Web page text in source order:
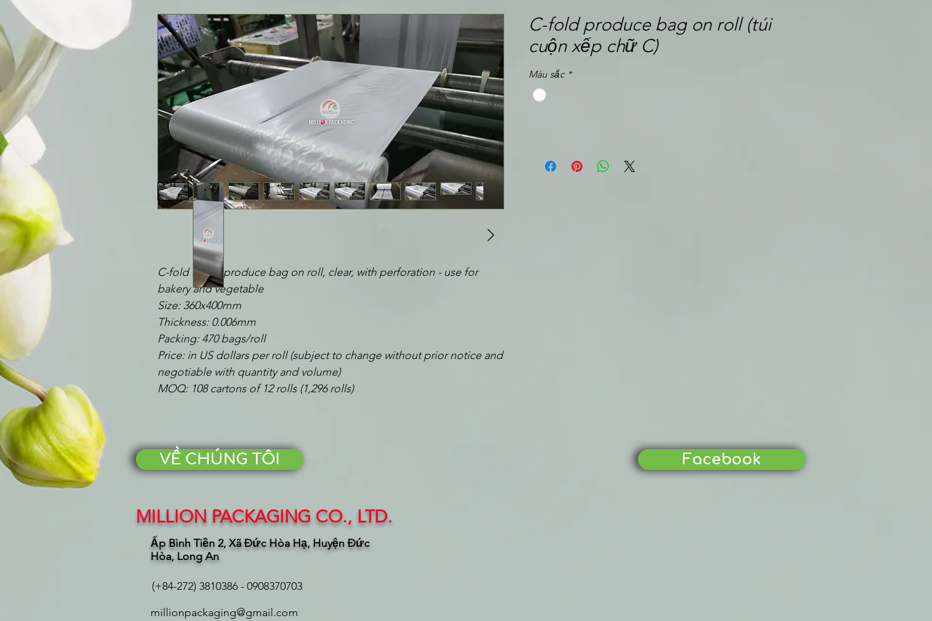
C-fold HDPE produce bag on roll, clear, with perforation - use for
bakery and vegetable
Size: 360x400mm
Thickness: 0.006mm
Packing: 470 bags/roll
Price: in US dollars per roll (subject to change without prior notice and
negotiable with quantity and volume)
MOQ: 108 cartons of 12 rolls (1,296 rolls)
C-fold produce bag on roll (túi
cuộn xếp chữ C)
Màu sắc *
VỀ CHÚNG TÔI
MILLION PACKAGING CO., LTD.
Ấp Bình Tiền 2, Xã Đức Hòa Hạ, Huyện Đức
Hòa, Long An
(+84-272) 3810386 - 0908370703
millionpackaging@gmail.com
Facebook